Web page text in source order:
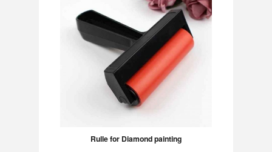
Rulle for Diamond painting